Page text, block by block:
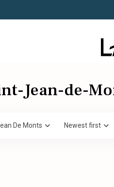
Jean-de-
De Monts Newest first